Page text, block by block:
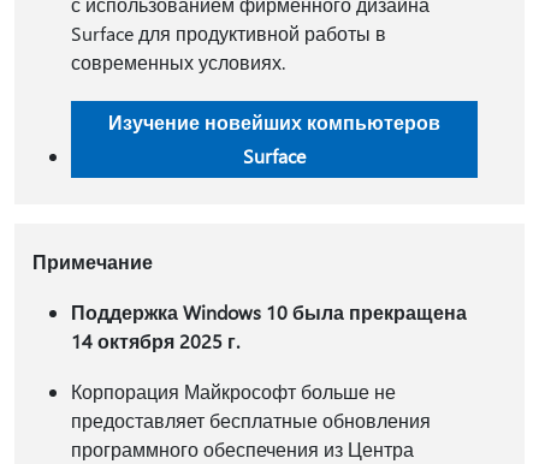
Surface для продуктивной работы в
современных условиях.
Изучение новейших компьютеров
Surface
Примечание
Поддержка Windows 10 была прекращена
14 октября 2025 г.
Корпорация Майкрософт больше не
предоставляет бесплатные обновления
программного обеспечения из Центра